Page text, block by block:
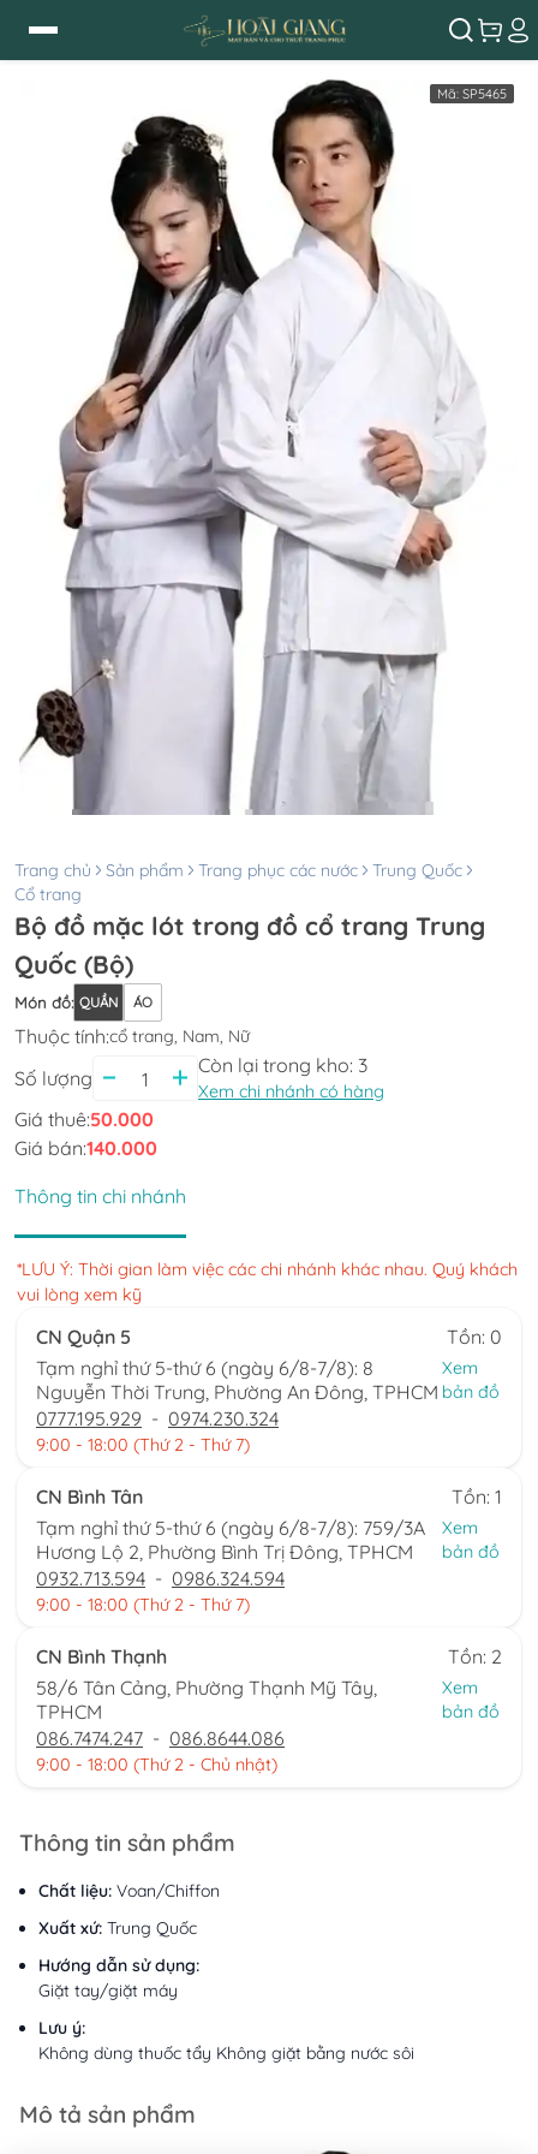
Mã: SP5465
Trang chủ Sản phẩm Trang phục các nước
Trung Quốc
Cổ trang
Bộ đồ mặc lót trong đồ cổ trang Trung
Quốc (Bộ)
Món đồ: QUẦN ÁO
Thuộc tính:cổ trang, Nam, Nữ
Số lượng
Còn lại trong kho: 3
Xem chi nhánh có hàng
Giá thuê:50.000
Giá bán:140.000
Thông tin chi nhánh
*LƯU Ý: Thời gian làm việc các chi nhánh khác nhau. Quý khách
vui lòng xem kỹ
CN Quận 5
Tồn: 0
Tạm nghỉ thứ 5-thứ 6 (ngày 6/8-7/8): 8
Nguyễn Thời Trung, Phường An Đông, TPHCM
Xem
bản đồ
0777.195.929 - 0974.230.324
9:00 - 18:00 (Thứ 2 - Thứ 7)
CN Bình Tân
Tồn: 1
Tạm nghỉ thứ 5-thứ 6 (ngày 6/8-7/8): 759/3A
Hương Lộ 2, Phường Bình Trị Đông, TPHCM
Xem
bản đồ
0932.713.594 - 0986.324.594
9:00 - 18:00 (Thứ 2 - Thứ 7)
CN Bình Thạnh
Tồn: 2
58/6 Tân Cảng, Phường Thạnh Mỹ Tây,
TPHCM
Xem
bản đồ
086.7474.247 - 086.8644.086
9:00 - 18:00 (Thứ 2 - Chủ nhật)
Thông tin sản phẩm
Chất liệu: Voan/Chiffon
Xuất xứ: Trung Quốc
Hướng dẫn sử dụng:
Giặt tay/giặt máy
Lưu ý:
Không dùng thuốc tẩy Không giặt bằng nước sôi
Mô tả sản phẩm